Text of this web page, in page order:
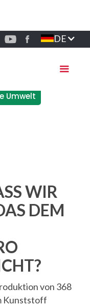
DE
Umwelt
WIR
DEM
von 368
Kunststoff